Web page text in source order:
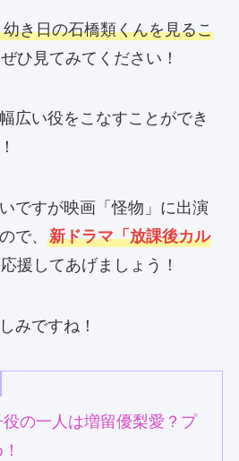
き日の石橋類くんを見るこ
ひ見てみてください！
広い役をこなすことができ
ですが映画「怪物」に出演
で、 新ドラマ「放課後カル
援してあげましょう！
みですね！
の一人は増留優梨愛？プ